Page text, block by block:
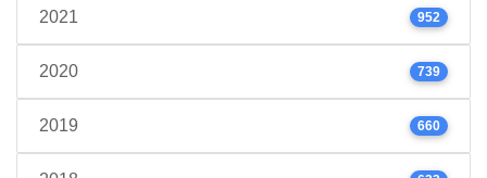
2021 952
2020 739
2019 660